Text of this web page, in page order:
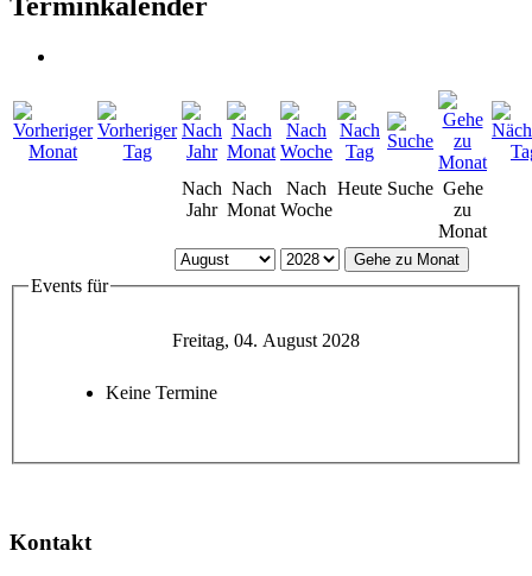
Nach
Jahr
Nach
Monat
Nach
Woche
Heute Suche Gehe
zu
Monat
Gehe zu Monat
Events für
Freitag, 04. August 2028
Keine Termine
Kontakt